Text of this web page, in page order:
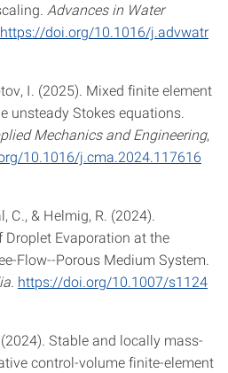
Advances in Water
https://doi.org/10.1016/j.advwatr
I. (2025). Mixed finite element
unsteady Stokes equations.
Mechanics and Engineering,
10.1016/j.cma.2024.117616
C., & Helmig, R. (2024).
Evaporation at the
Flow--Porous Medium System.
https://doi.org/10.1007/s1124
Stable and locally mass-
control-volume finite-element